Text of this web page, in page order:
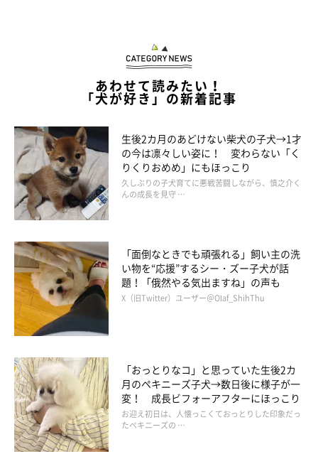
あわせて読みたい！
「犬が好き」の新着記事
生後2カ月のあどけない柴犬の子犬→1才
の今は凛々しい姿に！ 変わらない「く
りくりおめめ」にもほっこり
久しぶりの子犬育てに悪戦苦闘しながら、慎之介く
んの成長を見守 …
「面倒なときでも頑張れる」飼い主の洗
い物を“応援”するシー・ズー子犬が話
題！「俄然やる気出ますね」の声も
X（旧Twitter）ユーザー＠Olaf_ShihThu
「おっとりなコ」と思っていた生後2カ
月のペキニーズ子犬→数日後に様子が一
変！ 成長ビフォーアフターにほっこり
お迎え初日は、人懐っこくておっとりした印象だっ
たペキニーズの …